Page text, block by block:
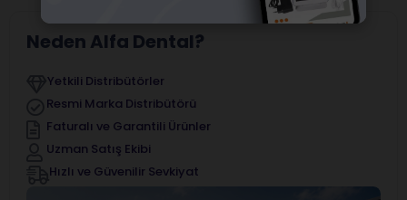
Neden Alfa Dental?
Yetkili Distribütörler
Resmi Marka Distribütörü
Faturalı ve Garantili Ürünler
Uzman Satış Ekibi
Hızlı ve Güvenilir Sevkiyat